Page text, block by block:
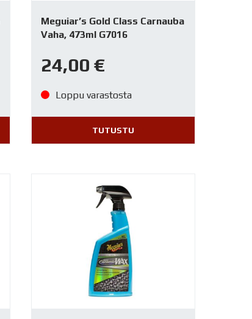
Meguiar’s Gold Class Carnauba
Vaha, 473ml G7016
24,00 €
Loppu varastosta
TUTUSTU